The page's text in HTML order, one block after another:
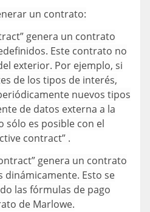
un contrato:
genera un contrato
Este contrato no
exterior. Por ejemplo, si
de los tipos de interés,
nuevos tipos
de datos externa a la
sólo es posible con el
contract” .
genera un contrato
dinámicamente. Esto se
las fórmulas de pago
de Marlowe.